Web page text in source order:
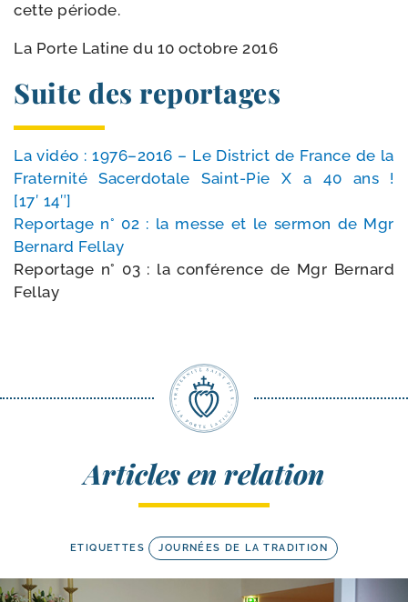
cette période.
La Porte Latine du 10 octobre 2016
Suite des reportages
La vidéo : 1976–2016 – Le District de France de la
Fraternité Sacerdotale Saint-​Pie X a 40 ans !
[17′ 14″]
Reportage n° 02 : la messe et le ser­mon de Mgr
Bernard Fellay
Reportage n° 03 : la confé­rence de Mgr Bernard
Fellay
Articles en relation
ETIQUETTES JOURNÉES DE LA TRADITION